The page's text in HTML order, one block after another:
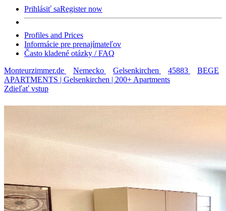
Prihlásiť saRegister now
Profiles and Prices
Informácie pre prenajímateľov
Často kladené otázky / FAQ
Monteurzimmer.de
Nemecko Gelsenkirchen 45883
BEGE
APARTMENTS | Gelsenkirchen | 200+ Apartments
Zdieľať vstup